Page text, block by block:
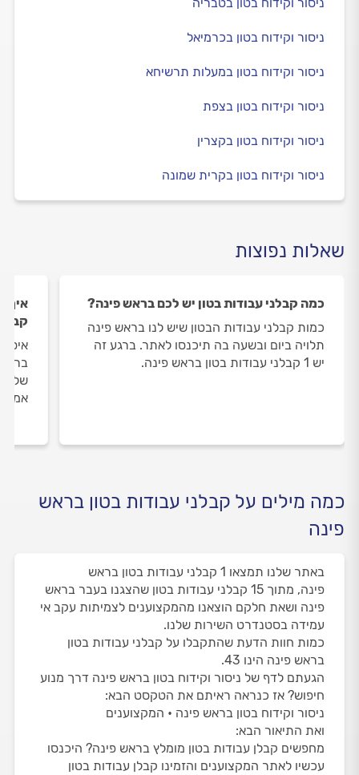
ניסור וקידוח בטון בטבריה
ניסור וקידוח בטון בכרמיאל
ניסור וקידוח בטון במעלות תרשיחא
ניסור וקידוח בטון בצפת
ניסור וקידוח בטון בקצרין
ניסור וקידוח בטון בקרית שמונה
שאלות נפוצות
כמה קבלני עבודות בטון יש לכם בראש פינה?
כמות קבלני עבודות הבטון שיש לנו בראש פינה
תלויה ביום ובשעה בה תיכנסו לאתר. ברגע זה
יש 1 קבלני עבודות בטון בראש פינה.
איך
כמה מילים על קבלני עבודות בטון בראש
פינה
באתר שלנו תמצאו 1 קבלני עבודות בטון בראש
פינה, מתוך 15 קבלני עבודות בטון שהצגנו בעבר בראש
פינה ושאת חלקם הוצאנו מהמקצוענים לצמיתות עקב אי
עמידה בסטנדרט השירות שלנו.
כמות חוות הדעת שהתקבלו על קבלני עבודות בטון
בראש פינה הינו 43.
הגעתם לדף של ניסור וקידוח בטון בראש פינה דרך מנוע
חיפוש? אז כנראה ראיתם את הטקסט הבא:
ניסור וקידוח בטון בראש פינה • המקצוענים
ואת התיאור הבא:
מחפשים קבלן עבודות בטון מומלץ בראש פינה? היכנסו
עכשיו לאתר המקצוענים והזמינו קבלן עבודות בטון